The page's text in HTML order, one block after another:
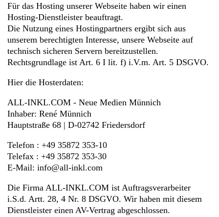
Für das Hosting unserer Webseite haben wir einen
Hosting-Dienstleister beauftragt.
Die Nutzung eines Hostingpartners ergibt sich aus
unserem berechtigten Interesse, unsere Webseite auf
technisch sicheren Servern bereitzustellen.
Rechtsgrundlage ist Art. 6 I lit. f) i.V.m. Art. 5 DSGVO.
Hier die Hosterdaten:
ALL-INKL.COM - Neue Medien Münnich
Inhaber: René Münnich
Hauptstraße 68 | D-02742 Friedersdorf
Telefon : +49 35872 353-10
Telefax : +49 35872 353-30
E-Mail: info@all-inkl.com
Die Firma ALL-INKL.COM ist Auftragsverarbeiter
i.S.d. Artt. 28, 4 Nr. 8 DSGVO. Wir haben mit diesem
Dienstleister einen AV-Vertrag abgeschlossen.